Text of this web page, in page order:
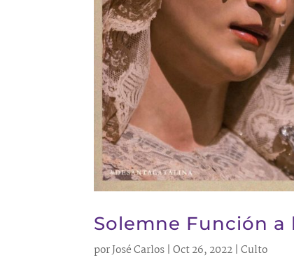
Solemne Función
porJosé Carlos |Oct 26, 2022 |Culto